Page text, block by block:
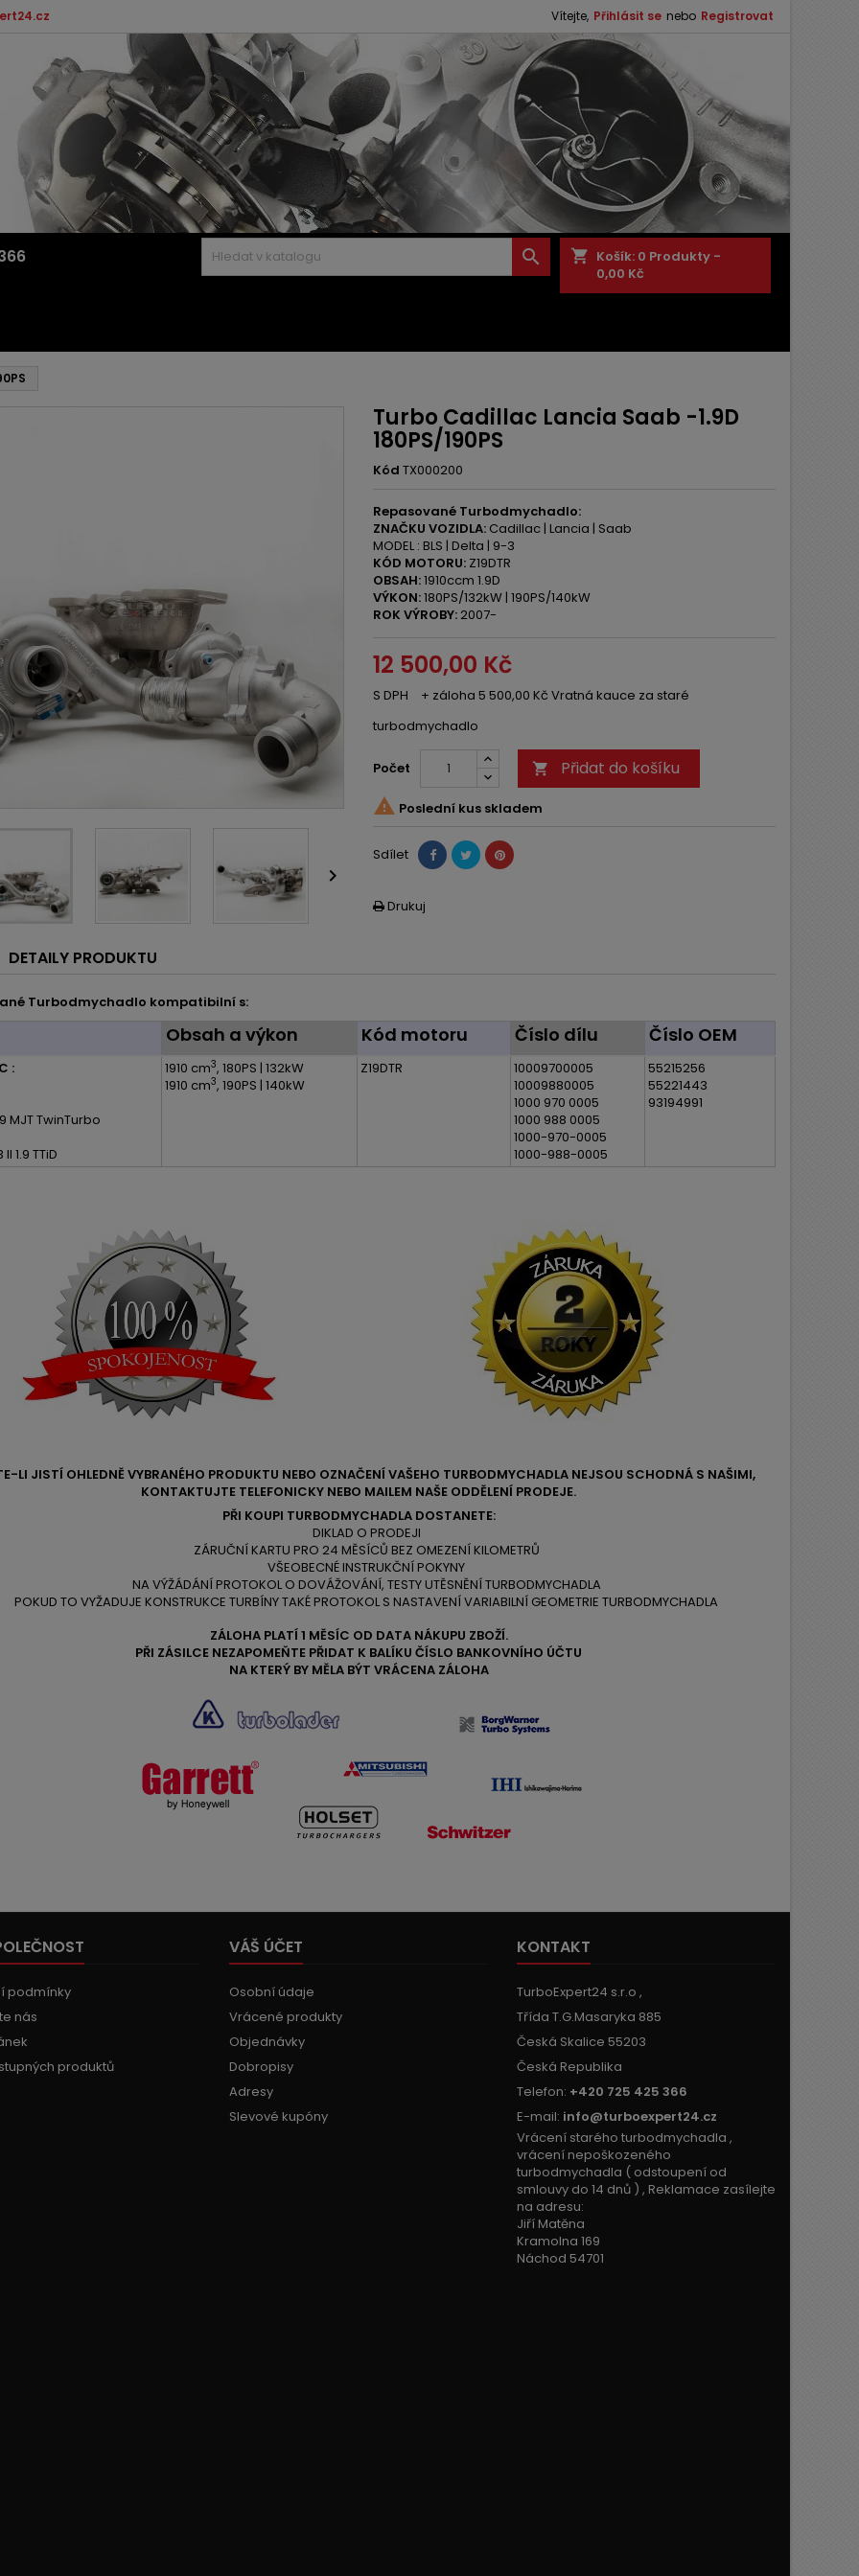
Vítejte, Přihlásit se nebo Registrovat
shopping_cart Košík: 0 Produkty -
0,00 Kč


Turbo Cadillac Lancia Saab -1.9D
180PS/190PS
Kód TX000200
Repasované Turbodmychadlo:
ZNAČKU VOZIDLA: Cadillac | Lancia | Saab
MODEL : BLS | Delta | 9-3
KÓD MOTORU: Z19DTR
OBSAH:1910ccm 1.9D
VÝKON:180PS/132kW | 190PS/140kW
ROK VÝROBY: 2007-
12 500,00 Kč
S DPH
+ záloha 5 500,00 Kč Vratná kauce za staré
turbodmychadlo
Počet  Přidat do košíku
 Poslední kus skladem
Sdílet
 Drukuj
DETAILY PRODUKTU
Turbodmychadlo kompatibilní s:
Obsah a výkon Kód motoru Číslo dílu Číslo OEM
:
MJT TwinTurbo
1.9 TTiD
1910 cm3, 180PS | 132kW
1910 cm3, 190PS | 140kW
Z19DTR
10009700005
10009880005
1000 970 0005
1000 988 0005
1000-970-0005
1000-988-0005
55215256
55221443
93194991
LI JISTÍ OHLEDNĚ VYBRANÉHO PRODUKTU NEBO OZNAČENÍ VAŠEHO TURBODMYCHADLA NEJSOU SCHODNÁ S NAŠIMI,
KONTAKTUJTE TELEFONICKY NEBO MAILEM NAŠE ODDĚLENÍ PRODEJE.
PŘI KOUPI TURBODMYCHADLA DOSTANETE:
DIKLAD O PRODEJI
ZÁRUČNÍ KARTU PRO 24 MĚSÍCŮ BEZ OMEZENÍ KILOMETRŮ
VŠEOBECNÉ INSTRUKČNÍ POKYNY
NA VÝŽÁDÁNÍ PROTOKOL O DOVÁŽOVÁNÍ, TESTY UTĚSNĚNÍ TURBODMYCHADLA
POKUD TO VYŽADUJE KONSTRUKCE TURBÍNY TAKÉ PROTOKOL S NASTAVENÍ VARIABILNÍ GEOMETRIE TURBODMYCHADLA
ZÁLOHA PLATÍ 1 MĚSÍC OD DATA NÁKUPU ZBOŽÍ.
PŘI ZÁSILCE NEZAPOMEŇTE PŘIDAT K BALÍKU ČÍSLO BANKOVNÍHO ÚČTU
NA KTERÝ BY MĚLA BÝT VRÁCENA ZÁLOHA
podmínky
nás
produktů
VÁŠ ÚČET
Osobní údaje
Vrácené produkty
Objednávky
Dobropisy
Adresy
Slevové kupóny
KONTAKT
TurboExpert24 s.r.o ,
Třída T.G.Masaryka 885
Česká Skalice 55203
Česká Republika
Telefon: +420 725 425 366
E-mail: info@turboexpert24.cz
Vrácení starého turbodmychadla ,
vrácení nepoškozeného
turbodmychadla ( odstoupení od
smlouvy do 14 dnů ) , Reklamace zasílejte
na adresu:
Jiří Matěna
Kramolna 169
Náchod 54701